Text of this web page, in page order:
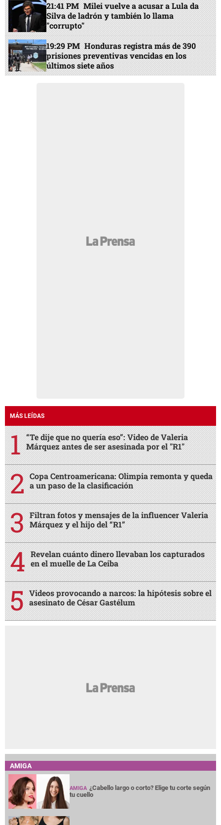
21:41 PM Milei vuelve a acusar a Lula da
Silva de ladrón y también lo llama
"corrupto"
19:29 PM Honduras registra más de 390
prisiones preventivas vencidas en los
últimos siete años
MÁS LEÍDAS
“Te dije que no quería eso”: Video de Valeria
Márquez antes de ser asesinada por el "R1"
Copa Centroamericana: Olimpia remonta y queda
a un paso de la clasificación
Filtran fotos y mensajes de la influencer Valeria
Márquez y el hijo del “R1”
Revelan cuánto dinero llevaban los capturados
en el muelle de La Ceiba
Videos provocando a narcos: la hipótesis sobre el
asesinato de César Gastélum
AMIGA
AMIGA ¿Cabello largo o corto? Elige tu corte según
tu cuello